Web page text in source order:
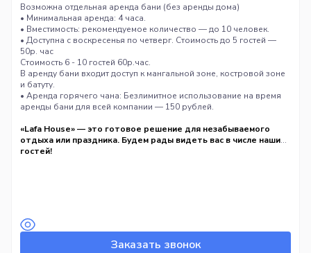
Возможна отдельная аренда бани (без аренды дома)
• Минимальная аренда: 4 часа.
• Вместимость: рекомендуемое количество — до 10 человек.
• Доступна с воскресенья по четверг. Стоимость до 5 гостей —
50р. час
Стоимость 6 - 10 гостей 60р.час.
В аренду бани входит доступ к мангальной зоне, костровой зоне
и батуту.
• Аренда горячего чана: Безлимитное использование на время
аренды бани для всей компании — 150 рублей.
«Lafa House» — это готовое решение для незабываемого
отдыха или праздника. Будем рады видеть вас в числе наших
гостей!
Заказать звонок